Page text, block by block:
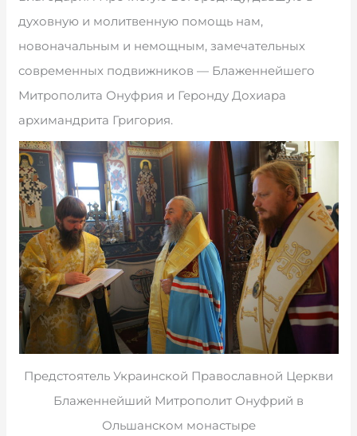
духовную и молитвенную помощь нам,
новоначальным и немощным, замечательных
современных подвижников — Блаженнейшего
Митрополита Онуфрия и Геронду Дохиара
архимандрита Григория.
Предстоятель Украинской Православной Церкви
Блаженнейший Митрополит Онуфрий в
Ольшанском монастыре